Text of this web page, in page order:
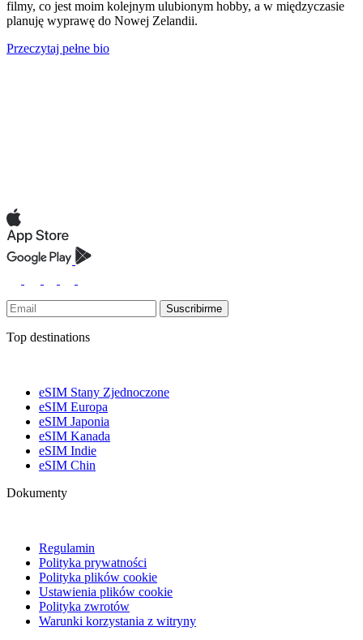
filmy, co jest moim kolejnym ulubionym hobby, a w międzyczasie
planuję wyprawę do Nowej Zelandii.
Przeczytaj pełne bio
Suscribirme
Top destinations
eSIM Stany Zjednoczone
eSIM Europa
eSIM Japonia
eSIM Kanada
eSIM Indie
eSIM Chin
Dokumenty
Regulamin
Polityka prywatności
Polityka plików cookie
Ustawienia plików cookie
Polityka zwrotów
Warunki korzystania z witryny